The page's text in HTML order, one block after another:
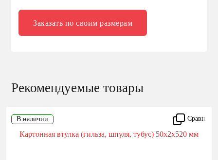
Заказать по своим размерам
Рекомендуемые товары
Сравнить
В наличии
Картонная втулка (гильза, шпуля, тубус) 50х2х520 мм